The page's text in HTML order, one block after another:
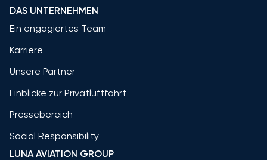
DAS UNTERNEHMEN
Ein engagiertes Team
Karriere
Unsere Partner
Einblicke zur Privatluftfahrt
Pressebereich
Social Responsibility
LUNA AVIATION GROUP